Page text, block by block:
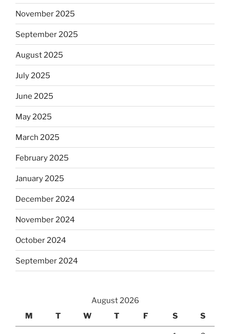
November 2025
September 2025
August 2025
July 2025
June 2025
May 2025
March 2025
February 2025
January 2025
December 2024
November 2024
October 2024
September 2024
August 2026
M
T W T F S S